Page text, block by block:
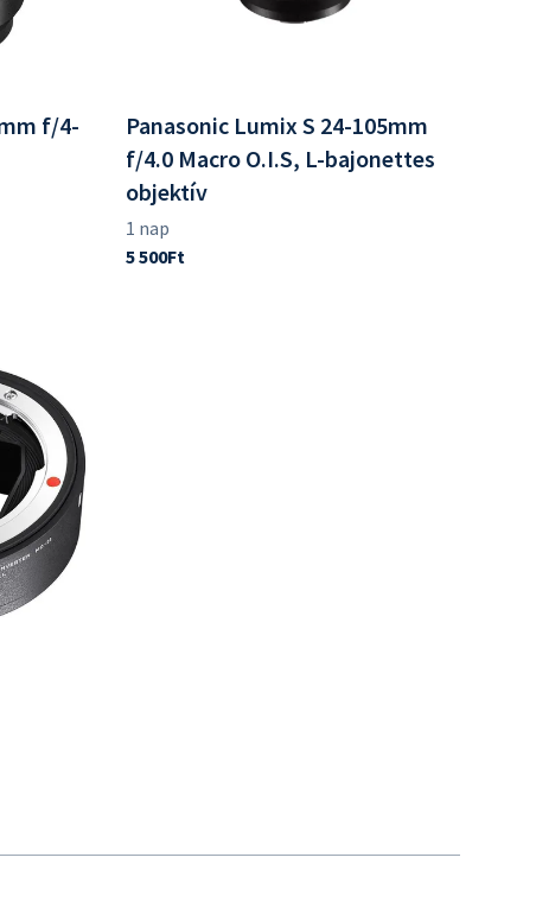
f/4-
Panasonic Lumix S 24-105mm
f/4.0 Macro O.I.S, L-bajonettes
objektív